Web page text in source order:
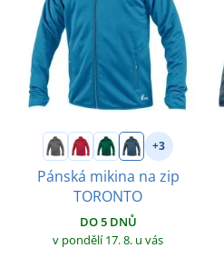
+3
Pánská mikina na zip
TORONTO
DO 5 DNŮ
v pondělí 17. 8. u vás